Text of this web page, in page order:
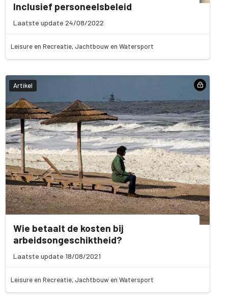
Inclusief personeelsbeleid
Laatste update 24/08/2022
Leisure en Recreatie, Jachtbouw en Watersport
Artikel
Wie betaalt de kosten bij
arbeidsongeschiktheid?
Laatste update 18/08/2021
Leisure en Recreatie, Jachtbouw en Watersport